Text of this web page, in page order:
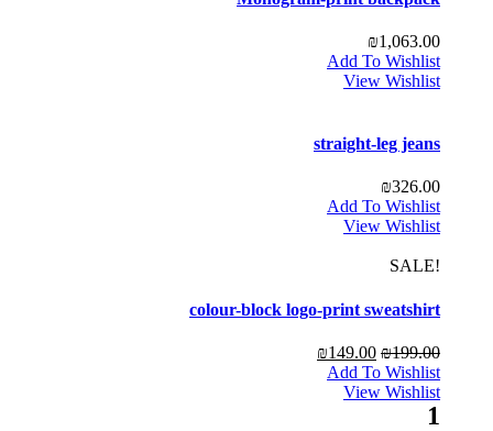
₪1,063.00
Add To Wishlist
View Wishlist
straight-leg jeans
₪326.00
Add To Wishlist
View Wishlist
!SALE
colour-block logo-print sweatshirt
₪199.00
₪149.00
Add To Wishlist
View Wishlist
1